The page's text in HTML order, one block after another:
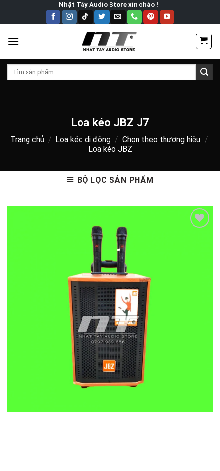
Nhật Tây Audio Store xin chào !
Tìm
Loa kéo JBZ J7
Trang chủ / Loa kéo di động / Chọn theo thương hiệu /
Loa kéo JBZ
BỘ LỌC SẢN PHẨM